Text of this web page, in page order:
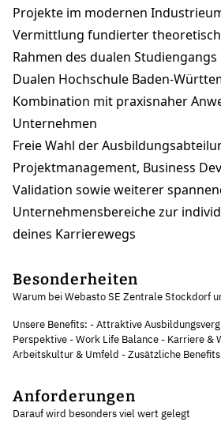
Projekte im modernen
Vermittlung fundierter
Rahmen des dualen
Dualen Hochschule Baden-
Kombination mit praxisnaher
Unternehmen
Freie Wahl der
Projektmanagement, Business
Validation sowie weiterer
Unternehmensbereiche zur
deines Karrierewegs
Besonderheiten
Warum bei Webasto SE Zentrale Stockdorf
Unsere Benefits: - Attraktive
Perspektive - Work Life Balance - Karriere
Arbeitskultur & Umfeld - Zusätzliche Benefits
Anforderungen
Darauf wird besonders viel wert gelegt